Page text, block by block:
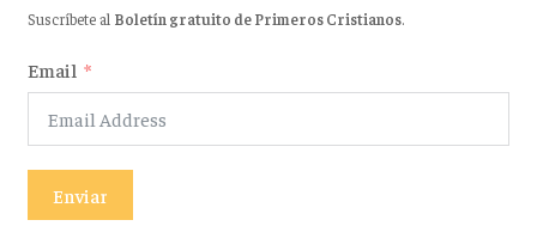
Suscríbete al Boletín gratuito de Primeros Cristianos.
Email
Enviar